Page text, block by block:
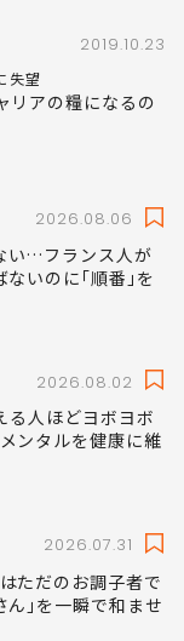
2019.10.23
失望
リアの糧になるの
2026.08.06
い…フランス人が
ないのに｢順番｣を
2026.08.02
る人ほどヨボヨボ
ンタルを健康に維
2026.07.31
ただのお調子者で
｣を一瞬で和ませ